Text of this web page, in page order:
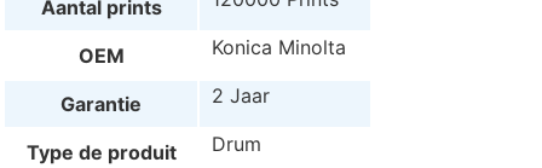
Aantal prints
OEM Konica Minolta
Garantie 2 Jaar
Type de produit Drum